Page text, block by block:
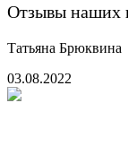
Отзывы наших
Татьяна Брюквина
03.08.2022